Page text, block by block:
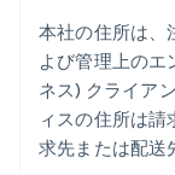
本社の住所は、
よび管理上のエ
ネス) クライア
ィスの住所は
求先または配送